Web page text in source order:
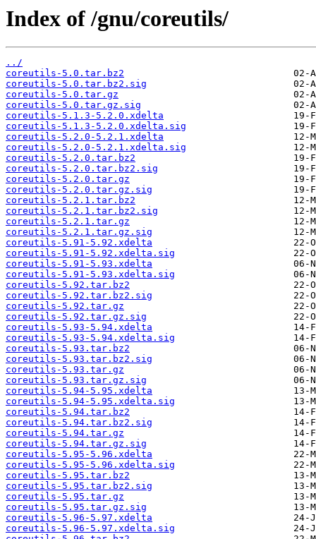
Index of /gnu/coreutils/
../
coreutils-5.0.tar.bz2
coreutils-5.0.tar.bz2.sig
coreutils-5.0.tar.gz
coreutils-5.0.tar.gz.sig
coreutils-5.1.3-5.2.0.xdelta
coreutils-5.1.3-5.2.0.xdelta.sig
coreutils-5.2.0-5.2.1.xdelta
coreutils-5.2.0-5.2.1.xdelta.sig
coreutils-5.2.0.tar.bz2
coreutils-5.2.0.tar.bz2.sig
coreutils-5.2.0.tar.gz
coreutils-5.2.0.tar.gz.sig
coreutils-5.2.1.tar.bz2
coreutils-5.2.1.tar.bz2.sig
coreutils-5.2.1.tar.gz
coreutils-5.2.1.tar.gz.sig
coreutils-5.91-5.92.xdelta
coreutils-5.91-5.92.xdelta.sig
coreutils-5.91-5.93.xdelta
coreutils-5.91-5.93.xdelta.sig
coreutils-5.92.tar.bz2
coreutils-5.92.tar.bz2.sig
coreutils-5.92.tar.gz
coreutils-5.92.tar.gz.sig
coreutils-5.93-5.94.xdelta
coreutils-5.93-5.94.xdelta.sig
coreutils-5.93.tar.bz2
coreutils-5.93.tar.bz2.sig
coreutils-5.93.tar.gz
coreutils-5.93.tar.gz.sig
coreutils-5.94-5.95.xdelta
coreutils-5.94-5.95.xdelta.sig
coreutils-5.94.tar.bz2
coreutils-5.94.tar.bz2.sig
coreutils-5.94.tar.gz
coreutils-5.94.tar.gz.sig
coreutils-5.95-5.96.xdelta
coreutils-5.95-5.96.xdelta.sig
coreutils-5.95.tar.bz2
coreutils-5.95.tar.bz2.sig
coreutils-5.95.tar.gz
coreutils-5.95.tar.gz.sig
coreutils-5.96-5.97.xdelta
coreutils-5.96-5.97.xdelta.sig